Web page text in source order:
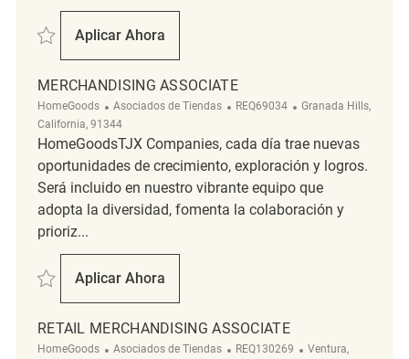
Salvar Merchandising Associate REQ69055
Aplicar Ahora
Merchandising Associate
MERCHANDISING ASSOCIATE
HomeGoods Categoría
Asociados de Tiendas ReqId
REQ69034 Ubicación
Granada Hills,
California, 91344
HomeGoodsTJX Companies, cada día trae nuevas
oportunidades de crecimiento, exploración y logros.
Será incluido en nuestro vibrante equipo que
adopta la diversidad, fomenta la colaboración y
prioriz...
Salvar Merchandising Associate REQ69034
Aplicar Ahora
Merchandising Associate
RETAIL MERCHANDISING ASSOCIATE
HomeGoods Categoría
Asociados de Tiendas ReqId
REQ130269 Ubicación
Ventura,